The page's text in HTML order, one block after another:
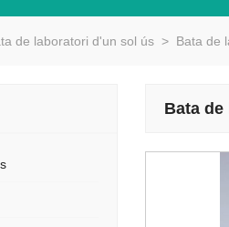
de laboratori d'un sol ús > Bata de
Bata